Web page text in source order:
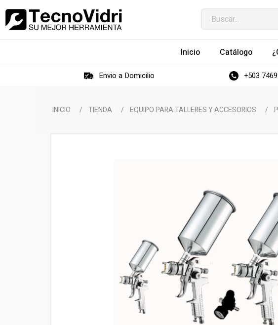
Inicio Catálogo
Envio a Domicilio +503
INICIO / TIENDA / EQUIPO PARA TALLERES Y ACCESORIOS /